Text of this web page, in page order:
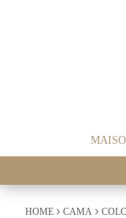
HOME CAMA